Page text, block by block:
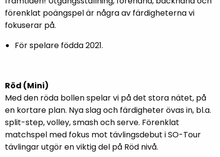
förenklat poängspel är några av färdigheterna vi
fokuserar på.
För spelare födda 2021.
Röd (Mini)
Med den röda bollen spelar vi på det stora nätet, på
en kortare plan. Nya slag och färdigheter övas in, bl.a.
split-step, volley, smash och serve. Förenklat
matchspel med fokus mot tävlingsdebut i SO-Tour
tävlingar utgör en viktig del på Röd nivå.